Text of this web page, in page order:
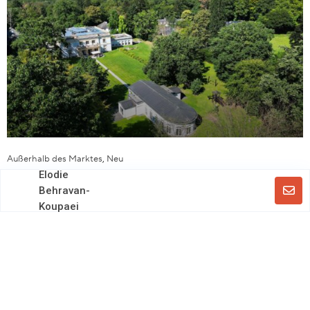
Außerhalb des Marktes, Neu
Villa Lunkewitz: Neoklassizistisches
Luxusanwesen in Frankfurt von Quinlan Terry
Elodie
Behravan-
Koupaei